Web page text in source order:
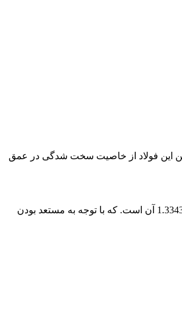
در ضمن این فولاد از خاصیت سخت شدگی در عمق
این فولاد از خاصیت ترموپلاستیک برخوردار می باشد. بنابراین برای شکل دهی های داغ گزینه مناسبی محسوب می شود. نکته قابل ملاحظه در حین گرمادهی فولاد 1.3343 آن است. که با توجه به مستعد بودن